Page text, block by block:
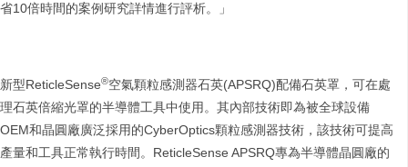
省10倍時間的案例研究詳情進行評析。」
新型ReticleSense®空氣顆粒感測器石英(APSRQ)配備石英罩，可在處
理石英倍縮光罩的半導體工具中使用。其內部技術即為被全球設備
OEM和晶圓廠廣泛採用的CyberOptics顆粒感測器技術，該技術可提高
產量和工具正常執行時間。ReticleSense APSRQ專為半導體晶圓廠的